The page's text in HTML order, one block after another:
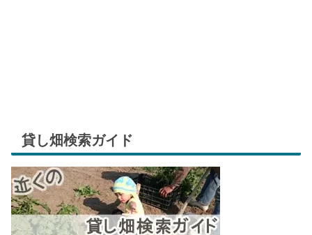
貸し畑検索ガイド